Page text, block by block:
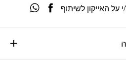
האייקון לשיתוף